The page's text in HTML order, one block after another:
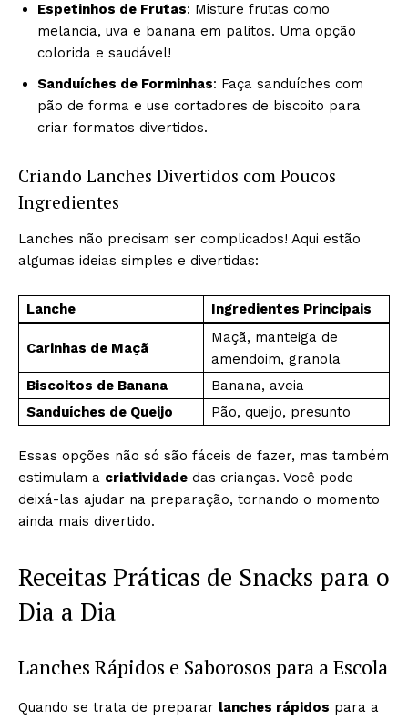
Espetinhos de Frutas: Misture frutas como
melancia, uva e banana em palitos. Uma opção
colorida e saudável!
Sanduíches de Forminhas: Faça sanduíches com
pão de forma e use cortadores de biscoito para
criar formatos divertidos.
Criando Lanches Divertidos com Poucos
Ingredientes
Lanches não precisam ser complicados! Aqui estão
algumas ideias simples e divertidas:
Lanche Ingredientes Principais
Carinhas de Maçã
Maçã, manteiga de
amendoim, granola
Biscoitos de Banana
Banana, aveia
Sanduíches de Queijo
Pão, queijo, presunto
Essas opções não só são fáceis de fazer, mas também
estimulam a criatividade das crianças. Você pode
deixá-las ajudar na preparação, tornando o momento
ainda mais divertido.
Receitas Práticas de Snacks para o
Dia a Dia
Lanches Rápidos e Saborosos para a Escola
Quando se trata de preparar lanches rápidos para a